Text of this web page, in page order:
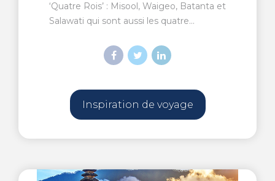
‘Quatre Rois’ : Misool, Waigeo, Batanta et
Salawati qui sont aussi les quatre...
Inspiration de voyage